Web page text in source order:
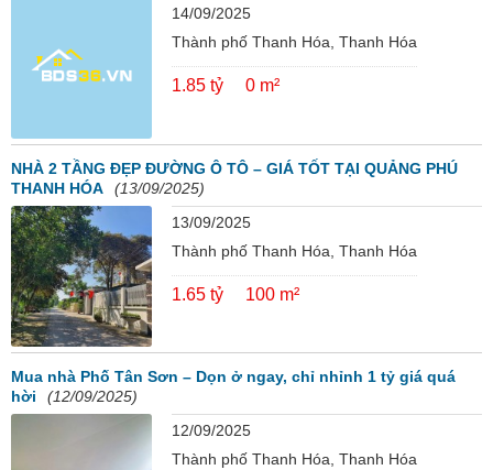
14/09/2025
Thành phố Thanh Hóa, Thanh Hóa
1.85 tỷ 0 m²
NHÀ 2 TẦNG ĐẸP ĐƯỜNG Ô TÔ – GIÁ TỐT TẠI QUẢNG PHÚ
THANH HÓA
(13/09/2025)
13/09/2025
Thành phố Thanh Hóa, Thanh Hóa
1.65 tỷ 100 m²
Mua nhà Phố Tân Sơn – Dọn ở ngay, chỉ nhỉnh 1 tỷ giá quá
hời
(12/09/2025)
12/09/2025
Thành phố Thanh Hóa, Thanh Hóa